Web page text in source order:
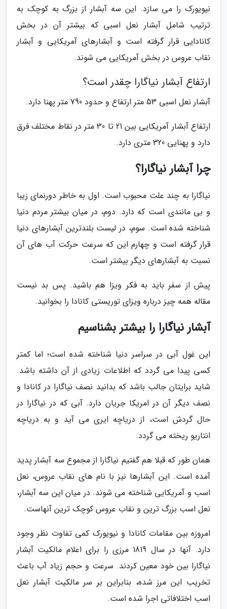
نیویورک را می سازد. این سه آبشار از بزرگ به کوچک به
ترتیب شامل آبشار نعل اسبی که بیشتر آن در بخش
کانادایی قرار گرفته است و آبشارهای آمریکایی و آبشار
نقاب عروس در بخش آمریکایی می شوند.
ارتفاع آبشار نیاگارا چقدر است؟
آبشار نعل اسبی 53 متر ارتفاع و حدود 790 متر پهنا دارد.
ارتفاع آبشار آمریکایی بین 21 تا 30 متر در نقاط مختلف فرق
دارد و پهنایی 320 متری دارد.
چرا آبشار نیاگارا؟
نیاگارا به چند علت محبوب است. اول به خاطر دورنمای زیبا
و بی مانندی است که دارد. دوم، در میان بیشتر مردم دنیا
شناخته شده است. سوم، در لیست بلندترین آبشارهای دنیا
قرار گرفته است و چهارم این که سرعت حرکت آب های آن
نسبت به آبشارهای دیگر بیشتر است.
پیش از سفر باید به فکر ویزا هم باشید. پس بد نیست
مقاله همه چیز درباره ویزای توریستی کانادا را بخوانید.
آبشار نیاگارا را بیشتر بشناسیم
این غول آبی در سراسر دنیا شناخته شده است؛ اما کمتر
کسی پیدا می گردد که اطلاعات زیادی از آن داشته باشد.
شاید برایتان جالب باشد که بدانید نصف نیاگارا در کانادا و
نصف دیگر آن در امریکا جریان دارد. آبی که در نیاگارا در
حال گردش است، از دریاچه ایری می آید و به دریاچه
انتاریو ریخته می گردد.
همان طور که قبلا هم گفتیم نیاگارا از مجموع سه آبشار پدید
آمده است. این آبشارها نیز با نام های نقاب عروس، نعل
اسب و آمریکایی شناخته می شوند. در میان این سه آبشار،
نعل اسب بزرگ ترین و نقاب عروس کوچک ترین آنهاست.
امروزه بین مقامات کانادا و نیویورک کمی تفاوت نظر وجود
دارد. آنها در سال 1819 مرزی را برای اعلام مالکیت آبشار
نیاگارا بین خود معین کردند. سرعت و حجم زیاد آب باعث
تخریب این مرز شده، بنابراین بر سر مالکیت آبشار نعل
اسب اختلافاتی اجرا شده است.